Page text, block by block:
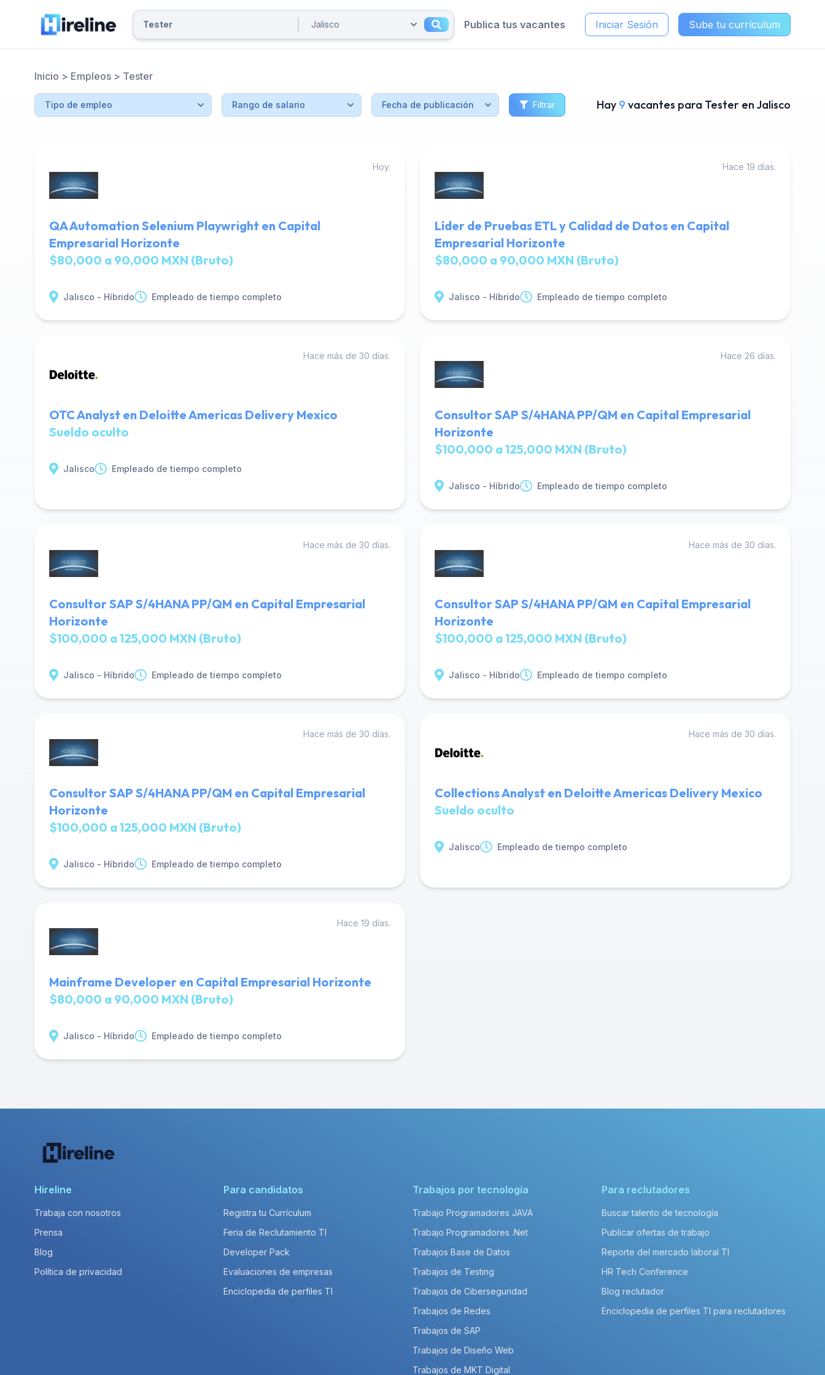
Publica tus vacantes Iniciar Sesión Sube tu currículum
Inicio > Empleos > Tester
Filtrar Hay 9 vacantes para Tester en Jalisco
Hoy.
QA Automation Selenium Playwright en Capital
Empresarial Horizonte
$80,000 a 90,000 MXN (Bruto)
Jalisco - Híbrido Empleado de tiempo completo
Hace 19 días.
Líder de Pruebas ETL y Calidad de Datos en Capital
Empresarial Horizonte
$80,000 a 90,000 MXN (Bruto)
Jalisco - Híbrido Empleado de tiempo completo
Hace más de 30 días.
OTC Analyst en Deloitte Americas Delivery Mexico
Sueldo oculto
Jalisco Empleado de tiempo completo
Hace 26 días.
Consultor SAP S/4HANA PP/QM en Capital Empresarial
Horizonte
$100,000 a 125,000 MXN (Bruto)
Jalisco - Híbrido Empleado de tiempo completo
Hace más de 30 días.
Consultor SAP S/4HANA PP/QM en Capital Empresarial
Horizonte
$100,000 a 125,000 MXN (Bruto)
Jalisco - Híbrido Empleado de tiempo completo
Hace más de 30 días.
Consultor SAP S/4HANA PP/QM en Capital Empresarial
Horizonte
$100,000 a 125,000 MXN (Bruto)
Jalisco - Híbrido Empleado de tiempo completo
Hace más de 30 días.
Consultor SAP S/4HANA PP/QM en Capital Empresarial
Horizonte
$100,000 a 125,000 MXN (Bruto)
Jalisco - Híbrido Empleado de tiempo completo
Hace más de 30 días.
Collections Analyst en Deloitte Americas Delivery Mexico
Sueldo oculto
Jalisco Empleado de tiempo completo
Hace 19 días.
Mainframe Developer en Capital Empresarial Horizonte
$80,000 a 90,000 MXN (Bruto)
Jalisco - Híbrido Empleado de tiempo completo
Hireline
Trabaja con nosotros
Prensa
Blog
Política de privacidad
Para candidatos
Registra tu Currículum
Feria de Reclutamiento TI
Developer Pack
Evaluaciones de empresas
Enciclopedia de perfiles TI
Trabajos por tecnología
Trabajo Programadores JAVA
Trabajo Programadores .Net
Trabajos Base de Datos
Trabajos de Testing
Trabajos de Ciberseguridad
Trabajos de Redes
Trabajos de SAP
Trabajos de Diseño Web
Trabajos de MKT Digital
Para reclutadores
Buscar talento de tecnología
Publicar ofertas de trabajo
Reporte del mercado laboral TI
HR Tech Conference
Blog reclutador
Enciclopedia de perfiles TI para reclutadores